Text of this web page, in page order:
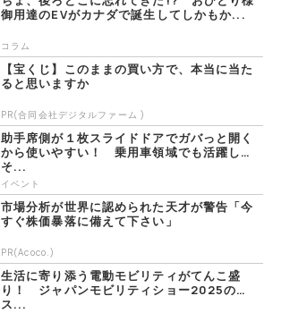
御用達のEVがカナダで誕生してしかもか...
コラム
【宝くじ】このままの買い方で、本当に当た
ると思いますか
PR(合同会社デジタルファーム )
助手席側が１枚スライドドアでガバっと開く
から使いやすい！ 乗用車領域でも活躍し
そ...
イベント
市場分析が世界に認められた天才が警告「今
すぐ株価暴落に備えて下さい」
PR(Acoco.)
生活に寄り添う電動モビリティがてんこ盛
り！ ジャパンモビリティショー2025の
ス...